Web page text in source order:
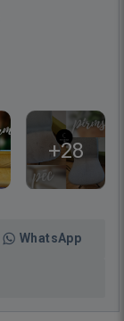
+28
WhatsApp